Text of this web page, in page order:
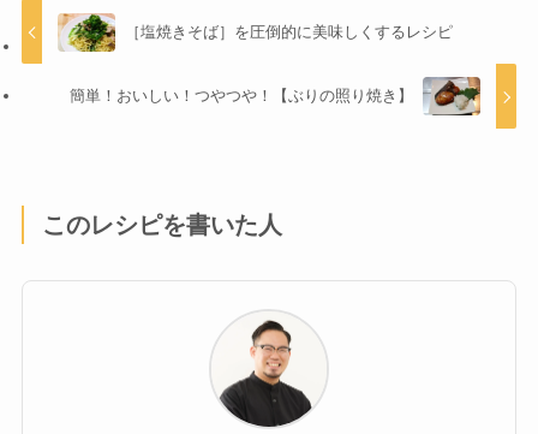
［塩焼きそば］を圧倒的に美味しくするレシピ
簡単！おいしい！つやつや！【ぶりの照り焼き】
このレシピを書いた人